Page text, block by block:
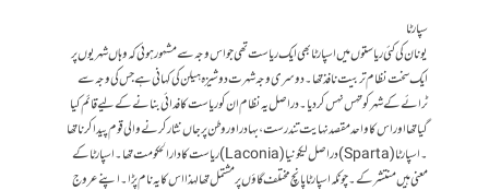
سپارٹا
یونان کی کئی ریاستوں میں اسپارٹا بھی ایک ریاست تھی جو اس وجہ سے مشہور ہوئی کہ وہاں شہریوں پر
ایک سخت نظام تربیت نافذ تھا۔ دوسری وجہ شہرت دوشیزہ ہیلن کی کہانی ہے جس کی وجہ سے
ٹرائے کے شہر کو تہس نہس کردیا ۔ دراصل یہ نظام ان کو ریاست کا فدائی بنانے کے لیے قائم کیا
گیا تھا اور اس کا واحد مقصد نہایت تندرست ، بہادر اور وطن پر جاں نثار کرنے والی قوم پیدا کرنا تھا
۔ اسپارٹا (Sparta) دراصل لیکونیا (Laconia) ریاست کا دار الحکومت تھا ۔ اسپارٹا کے
معنی ہیں منتشر کے ۔ چونکہ اسپارٹا پانچ مختلف گاؤں پر مشتمل تھا لہذا اس کا یہ نام پڑا ۔ اپنے عروج